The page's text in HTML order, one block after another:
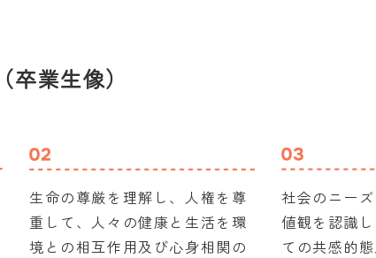
業生像）
生命の尊厳を理解し、人権を尊
重して、人々の健康と生活を環
境との相互作用及び心身相関の
社会のニー
値観を認識
ての共感的